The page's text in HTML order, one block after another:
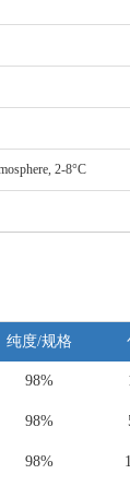
2-8°C
纯度/规格
98%
98%
98%